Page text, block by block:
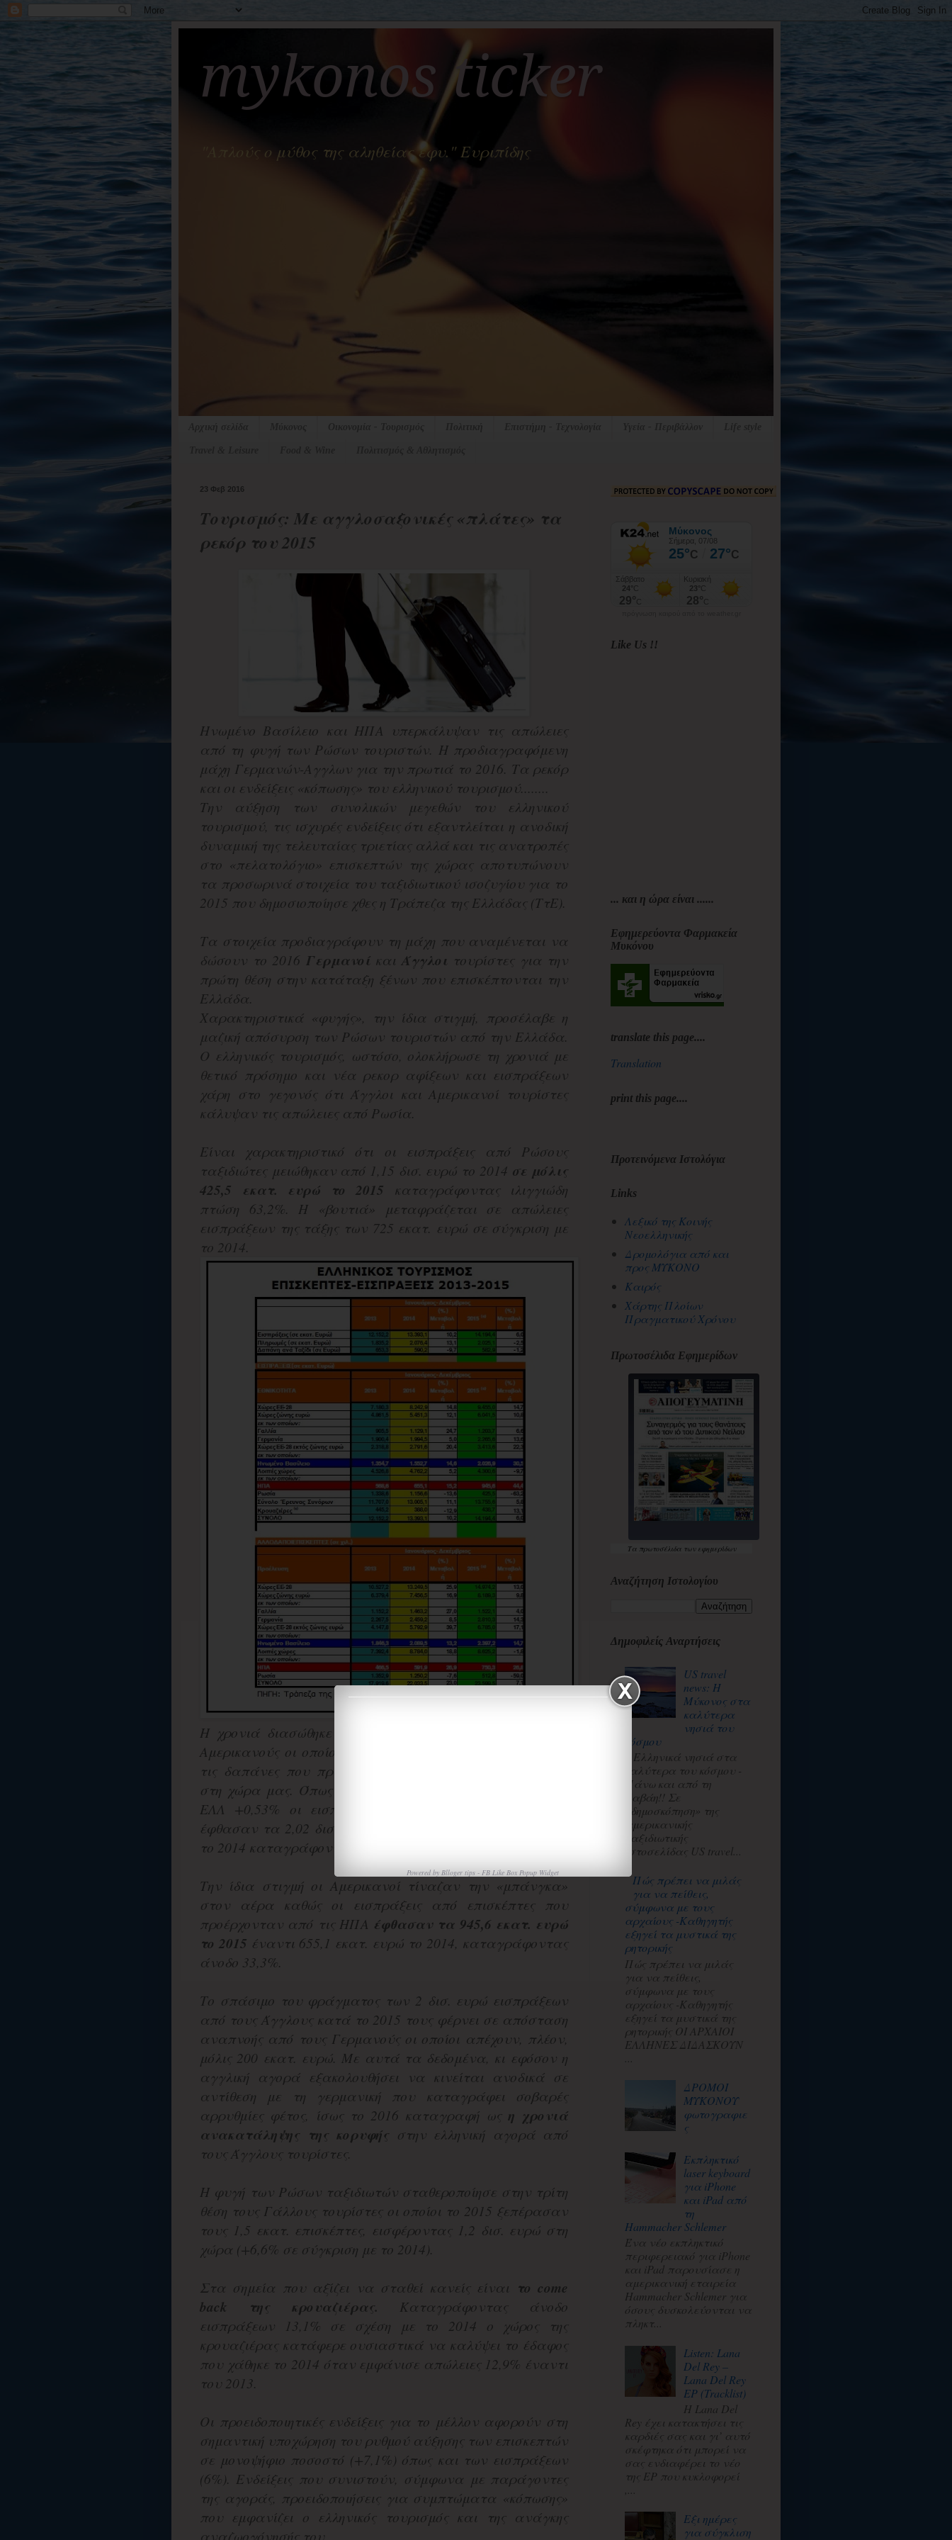
mykonos ticker
"Απλούς ο μύθος της αληθείας έφυ." Ευριπίδης
23 Φεβ 2016
Τουρισμός: Με αγγλοσαξονικές «πλάτες» τα
ρεκόρ του 2015
Ηνωμένο Βασίλειο και ΗΠΑ υπερκάλυψαν τις απώλειες
από τη φυγή των Ρώσων τουριστών. Η προδιαγραφόμενη
μάχη Γερμανών-Αγγλων για την πρωτιά το 2016. Τα ρεκόρ
και οι ενδείξεις «κόπωσης» του ελληνικού τουρισμού........
Την αύξηση των συνολικών μεγεθών του ελληνικού
τουρισμού, τις ισχυρές ενδείξεις ότι εξαντλείται η ανοδική
δυναμική της τελευταίας τριετίας αλλά και τις ανατροπές
στο «πελατολόγιο» επισκεπτών της χώρας αποτυπώνουν
τα προσωρινά στοιχεία του ταξιδιωτικού ισοζυγίου για το
2015 που δημοσιοποίησε χθες η Τράπεζα της Ελλάδας (ΤτΕ).
Τα στοιχεία προδιαγράφουν τη μάχη που αναμένεται να
δώσουν το 2016 Γερμανοί και Άγγλοι τουρίστες για την
πρώτη θέση στην κατάταξη ξένων που επισκέπτονται την
Ελλάδα.
Χαρακτηριστικά «φυγής», την ίδια στιγμή, προσέλαβε η
μαζική απόσυρση των Ρώσων τουριστών από την Ελλάδα.
Ο ελληνικός τουρισμός, ωστόσο, ολοκλήρωσε τη χρονιά με
θετικό πρόσημο και νέα ρεκορ αφίξεων και εισπράξεων
χάρη στο γεγονός ότι Άγγλοι και Αμερικανοί τουρίστες
κάλυψαν τις απώλειες από Ρωσία.
Είναι χαρακτηριστικό ότι οι εισπράξεις από Ρώσους
ταξιδιώτες μειώθηκαν από 1,15 δισ. ευρώ το 2014 σε μόλις
425,5 εκατ. ευρώ το 2015 καταγράφοντας ιλιγγιώδη
πτώση 63,2%. Η «βουτιά» μεταφράζεται σε απώλειες
εισπράξεων της τάξης των 725 εκατ. ευρώ σε σύγκριση με
το 2014.
Η χρονιά διασώθηκε χάρη στα «ξαξέλφια» Άγγλους και
Αμερικανούς οι οποίοι αύξησαν σχεδόν κατά 1 δισ. ευρώ
τις δαπάνες που πραγματοποίησαν για να ταξιδέψουν
στη χώρα μας. Όπως προκύπτει από τα στοιχεία της
ΕΛΛ +0,53%
οι εισπράξεις από το Ηνωμένο Βασίλειο
έφθασαν τα 2,02 δισ. ευρώ το 2015 έναντι 1,55 δισ. ευρώ
το 2014 καταγράφοντας άνοδο 30,5%.
Την ίδια στιγμή οι Αμερικανοί τίναζαν την «μπάνγκα»
στον αέρα καθώς οι εισπράξεις από επισκέπτες που
προέρχονταν από τις ΗΠΑ έφθασαν τα 945,6 εκατ. ευρώ
το 2015 έναντι 655,1 εκατ. ευρώ το 2014, καταγράφοντας
άνοδο 33,3%.
Το σπάσιμο του φράγματος των 2 δισ. ευρώ εισπράξεων
από τους Άγγλους κατά το 2015 τους φέρνει σε απόσταση
αναπνοής από τους Γερμανούς οι οποίοι απέχουν, πλέον,
μόλις 200 εκατ. ευρώ. Με αυτά τα δεδομένα, κι εφόσον η
αγγλική αγορά εξακολουθήσει να κινείται ανοδικά σε
αντίθεση με τη γερμανική που καταγράφει σοβαρές
αρρυθμίες φέτος, ίσως το 2016 καταγραφή ως η χρονιά
ανακατάληψης της κορυφής στην ελληνική αγορά από
τους Άγγλους τουρίστες.
Η φυγή των Ρώσων ταξιδιωτών σταθεροποίησε στην τρίτη
θέση τους Γάλλους τουρίστες οι οποίοι το 2015 ξεπέρασαν
τους 1,5 εκατ. επισκέπτες, εισφέροντας 1,2 δισ. ευρώ στη
χώρα (+6,6% σε σύγκριση με το 2014).
Στα σημεία που αξίζει να σταθεί κανείς είναι το come
back της κρουαζιέρας. Καταγράφοντας άνοδο
εισπράξεων 13,1% σε σχέση με το 2014 ο χώρος της
κρουαζιέρας κατάφερε ουσιαστικά να καλύψει το έδαφος
που χάθηκε το 2014 όταν εμφάνισε απώλειες 12,9% έναντι
του 2013.
Οι προειδοποιητικές ενδείξεις για το μέλλον αφορούν στη
σημαντική υποχώρηση του ρυθμού αύξησης των επισκεπτών
σε μονοψήφιο ποσοστό (+7,1%) όπως και των εισπράξεων
(6%). Ενδείξεις που συνιστούν, σύμφωνα με παράγοντες
της αγοράς, προειδοποιήσεις για συμπτώματα «κόπωσης»
που εμφανίζει ο ελληνικός τουρισμός και της ανάγκης
αναζωογόνησής του.
Powered byBlloger tips -FB Like Box Popup Widget
Like Us !!
... και η ώρα είναι ......
Εφημερεύοντα Φαρμακεία
Μυκόνου
translate this page....
Translation
print this page....
Προτεινόμενα Ιστολόγια
Links
Λεξικό της Κοινής
Νεοελληνικής
Δρομολόγια από και
προς ΜΥΚΟΝΟ
Καιρός
Χάρτης Πλοίων
Πραγματικού Χρόνου
Πρωτοσέλιδα Εφημερίδων
Τα πρωτοσέλιδατων εφημερίδων
Αναζήτηση Ιστολογίου
Δημοφιλείς Αναρτήσεις
US travel
news: Η
Μύκονος στα
καλύτερα
νησιά του
κόσμου
3 Ελληνικά νησιά στα
καλύτερα του κόσμου -
Πάνω και από τη
Χαβάη!! Σε
«δημοσκόπηση» της
αμερικανικής
ταξιδιωτικής
ιστοσελίδας US travel...
Πώς πρέπει να μιλάς
για να πείθεις,
σύμφωνα με τους
αρχαίους -Καθηγητής
εξηγεί τα μυστικά της
ρητορικής
Πώς πρέπει να μιλάς
για να πείθεις,
σύμφωνα με τους
αρχαίους -Καθηγητής
εξηγεί τα μυστικά της
ρητορικής ΟΙ ΑΡΧΑΙΟΙ
ΕΛΛΗΝΕΣ ΔΙΔΑΣΚΟΥΝ
ΔΡΟΜΟΙ
ΜΥΚΟΝΟΥ
φωτογραφιε
ς
Εκπληκτικό
laser keyboard
για iPhone
και iPad από
τη
Hammacher Schlemer
Ένα νέο εκπληκτικό
περιφερειακό για iPhone
και iPad παρουσίασε η
αμερικανική εταιρεία
Hammacher Schlemer για
όσους δυσκολεύονται να
πληκτ...
Listen: Lana
Del Rey –
Lana Del Rey
EP (Tracklist)
Η Lana Del
Rey έχει κατακτήσει τις
καρδιές σας και γι’ αυτό
σκέφτηκα ότι μπορεί να
σας ενδιαφέρει το νέο
της EP που κυκλοφορεί
Εξι ημέρες
για σύγκλιση